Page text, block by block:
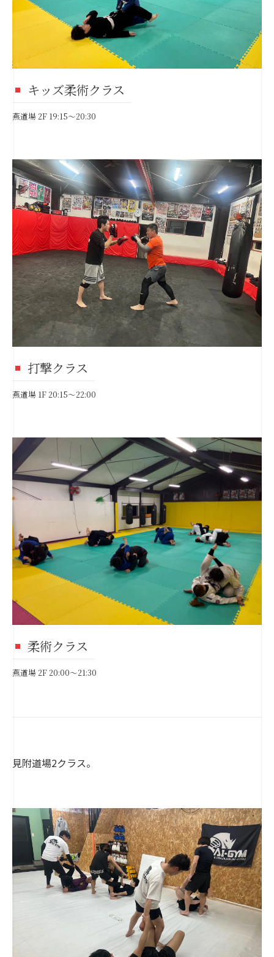
キッズ柔術クラス
燕道場 2F 19:15～20:30
打撃クラス
燕道場 1F 20:15～22:00
柔術クラス
燕道場 2F 20:00〜21:30
見附道場2クラス。